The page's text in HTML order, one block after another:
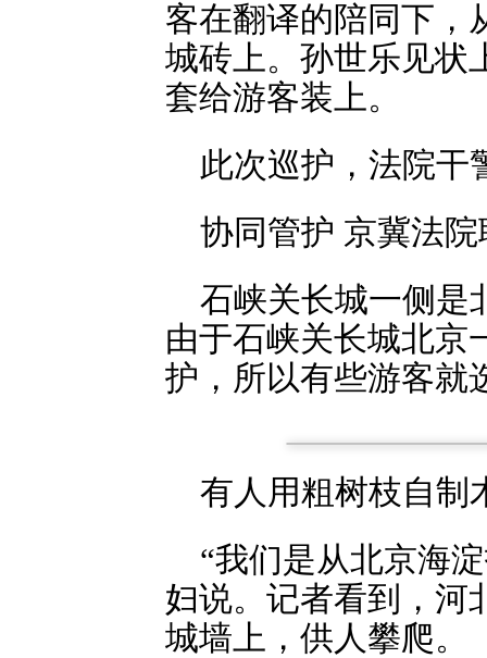
客在翻译的陪同下，
城砖上。孙世乐见状
套给游客装上。
此次巡护，法院干
协同管护 京冀法
石峡关长城一侧是
由于石峡关长城北京
护，所以有些游客就
有人用粗树枝自制
“我们是从北京海
妇说。记者看到，河
城墙上，供人攀爬。